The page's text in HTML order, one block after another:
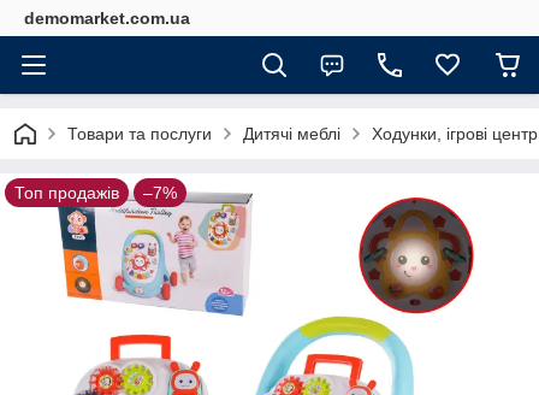
demomarket.com.ua
Товари та послуги Дитячі меблі Ходунки, ігрові
Топ продажів –7%